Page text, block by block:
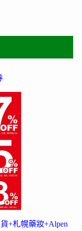
+札幌藥妝+Alpen